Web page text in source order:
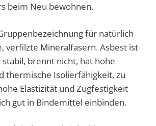
beim Neu bewohnen.
für natürlich
verfilzte Mineralfasern. Asbest ist
brennt nicht, hat hohe
thermische Isolierfähigkeit, zu
Elastizität und Zugfestigkeit
gut in Bindemittel einbinden.